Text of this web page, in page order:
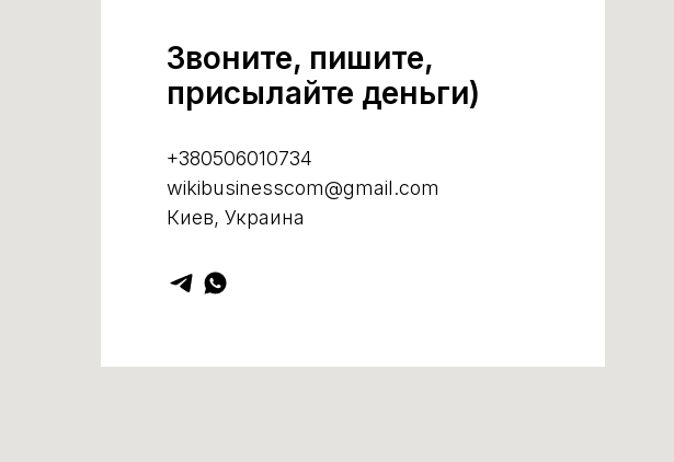
Звоните, пишите,
присылайте деньги)
+380506010734
wikibusinesscom@gmail.com
Киев, Украина